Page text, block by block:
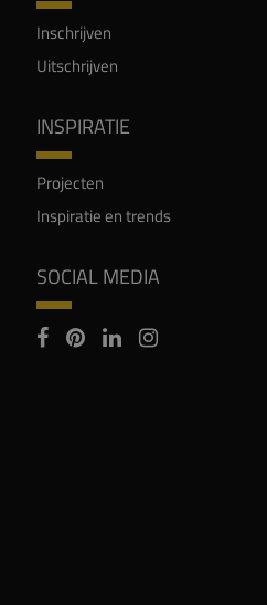
Inschrijven
Uitschrijven
INSPIRATIE
Projecten
Inspiratie en trends
SOCIAL MEDIA